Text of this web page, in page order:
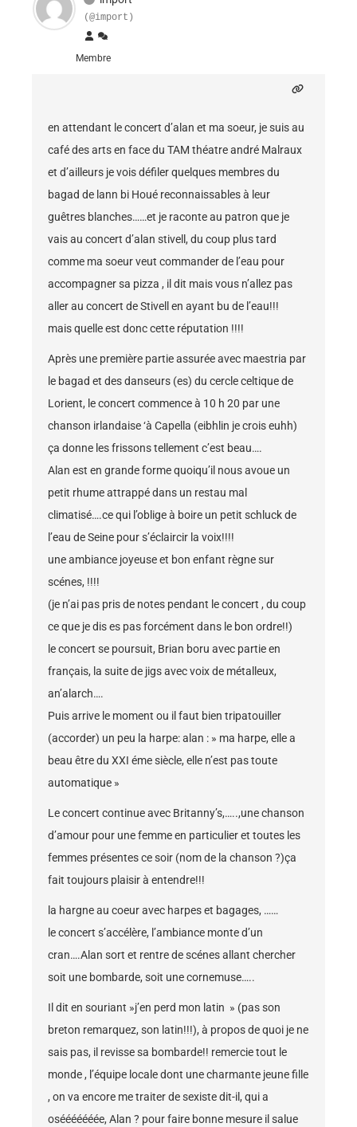
(@import)
Membre
en attendant le concert d’alan et ma soeur, je suis au
café des arts en face du TAM théatre andré Malraux
et d’ailleurs je vois défiler quelques membres du
bagad de lann bi Houé reconnaissables à leur
guêtres blanches……et je raconte au patron que je
vais au concert d’alan stivell, du coup plus tard
comme ma soeur veut commander de l’eau pour
accompagner sa pizza , il dit mais vous n’allez pas
aller au concert de Stivell en ayant bu de l’eau!!!
mais quelle est donc cette réputation !!!!
Après une première partie assurée avec maestria par
le bagad et des danseurs (es) du cercle celtique de
Lorient, le concert commence à 10 h 20 par une
chanson irlandaise ‘à Capella (eibhlin je crois euhh)
ça donne les frissons tellement c’est beau….
Alan est en grande forme quoiqu’il nous avoue un
petit rhume attrappé dans un restau mal
climatisé….ce qui l’oblige à boire un petit schluck de
l’eau de Seine pour s’éclaircir la voix!!!!
une ambiance joyeuse et bon enfant règne sur
scénes, !!!!
(je n’ai pas pris de notes pendant le concert , du coup
ce que je dis es pas forcément dans le bon ordre!!)
le concert se poursuit, Brian boru avec partie en
français, la suite de jigs avec voix de métalleux,
an’alarch….
Puis arrive le moment ou il faut bien tripatouiller
(accorder) un peu la harpe: alan : » ma harpe, elle a
beau être du XXI éme siècle, elle n’est pas toute
automatique »
Le concert continue avec Britanny’s,…..,une chanson
d’amour pour une femme en particulier et toutes les
femmes présentes ce soir (nom de la chanson ?)ça
fait toujours plaisir à entendre!!!
la hargne au coeur avec harpes et bagages, ……
le concert s’accélère, l’ambiance monte d’un
cran….Alan sort et rentre de scénes allant chercher
soit une bombarde, soit une cornemuse…..
Il dit en souriant »j’en perd mon latin » (pas son
breton remarquez, son latin!!!), à propos de quoi je ne
sais pas, il revisse sa bombarde!! remercie tout le
monde , l’équipe locale dont une charmante jeune fille
, on va encore me traiter de sexiste dit-il, qui a
osééééééée, Alan ? pour faire bonne mesure il salue